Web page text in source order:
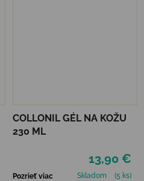
COLLONIL GÉL NA KOŽU
230 ML
13,90 €
Pozrieť viac Skladom (5 ks)